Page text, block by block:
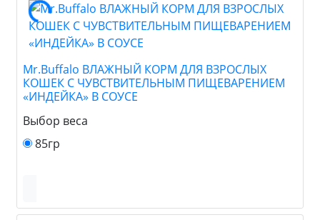
Mr.Buffalo ВЛАЖНЫЙ КОРМ ДЛЯ ВЗРОСЛЫХ
КОШЕК С ЧУВСТВИТЕЛЬНЫМ ПИЩЕВАРЕНИЕМ
«ИНДЕЙКА» В СОУСЕ
Выбор веса
85гр